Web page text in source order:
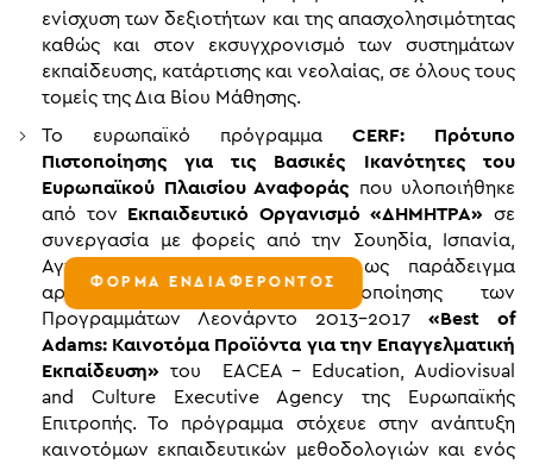
ΦΟΡΜΑ ΕΝΔΙΑΦΕΡΟΝΤΟΣ
ενίσχυση των δεξιοτήτων και της απασχολησιμότητας
καθώς και στον εκσυγχρονισμό των συστημάτων
εκπαίδευσης, κατάρτισης και νεολαίας, σε όλους τους
τομείς της Δια Βίου Μάθησης.
Το ευρωπαϊκό πρόγραμμα CERF: Πρότυπο
Πιστοποίησης για τις Βασικές Ικανότητες του
Ευρωπαϊκού Πλαισίου Αναφοράς που υλοποιήθηκε
από τον Εκπαιδευτικό Οργανισμό «ΔΗΜΗΤΡΑ» σε
συνεργασία με φορείς από την Σουηδία, Ισπανία,
Αγγλία και Κύπρο, διακρίθηκε ως παράδειγμα
αριστείας στον οδηγό υλοποίησης των
Προγραμμάτων Λεονάρντο 2013-2017 «Best of
Adams: Καινοτόμα Προϊόντα για την Επαγγελματική
Εκπαίδευση» του EACEA – Education, Audiovisual
and Culture Executive Agency της Ευρωπαϊκής
Επιτροπής. Το πρόγραμμα στόχευε στην ανάπτυξη
καινοτόμων εκπαιδευτικών μεθοδολογιών και ενός